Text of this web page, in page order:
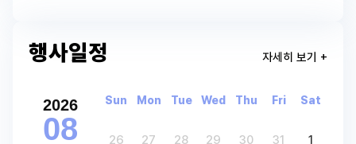
행사일정 자세히 보기 +
2026
08
Sun Mon Tue Wed Thu Fri Sat
26 27 28 29 30 31 1